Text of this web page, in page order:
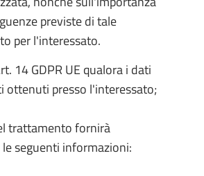
previste di tale
per l'interessato.
14 GDPR UE qualora i dati
ottenuti presso l'interessato;
trattamento fornirà
seguenti informazioni: